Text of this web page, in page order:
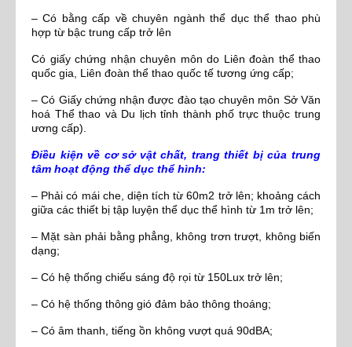
– Có bằng cấp về chuyên ngành thể dục thể thao phù
hợp từ bậc trung cấp trở lên
Có giấy chứng nhận chuyên môn do Liên đoàn thể thao
quốc gia, Liên đoàn thể thao quốc tế tương ứng cấp;
– Có Giấy chứng nhận được đào tạo chuyên môn Sở Văn
hoá Thể thao và Du lịch tỉnh thành phố trực thuộc trung
ương cấp).
Điều kiện về cơ sở vật chất, trang thiết bị của trung
tâm hoạt động thể dục thể hình:
– Phải có mái che, diện tích từ 60m2 trở lên; khoảng cách
giữa các thiết bị tập luyện thể dục thể hình từ 1m trở lên;
– Mặt sàn phải bằng phẳng, không trơn trượt, không biến
dạng;
– Có hệ thống chiếu sáng độ rọi từ 150Lux trở lên;
– Có hệ thống thông gió đảm bảo thông thoáng;
– Có âm thanh, tiếng ồn không vượt quá 90dBA;